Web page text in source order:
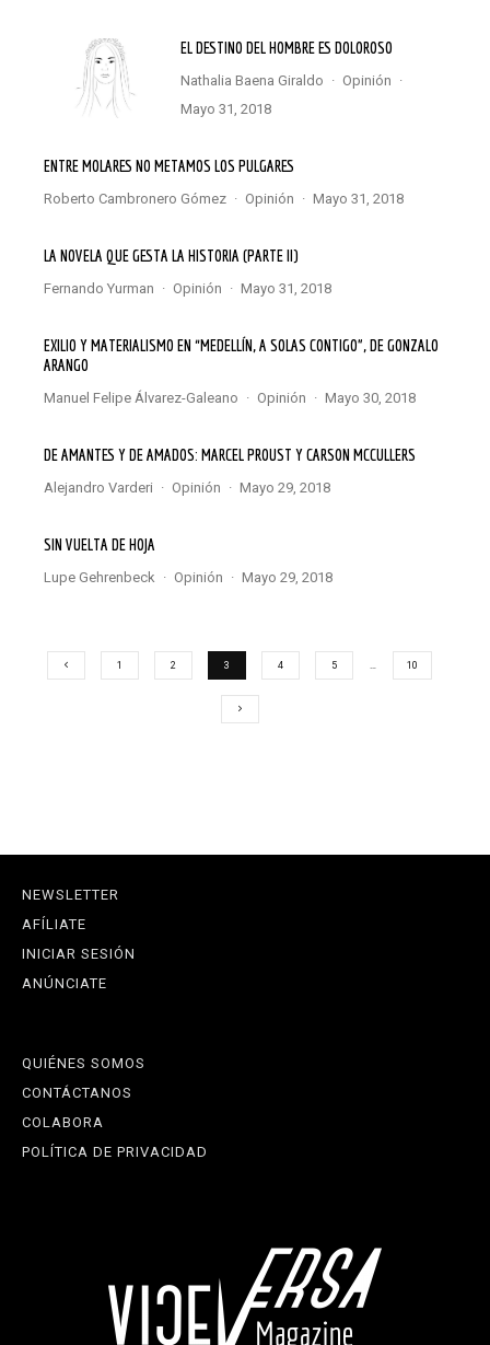
EL DESTINO DEL HOMBRE ES DOLOROSO
Nathalia Baena Giraldo · Opinión ·
mayo 31, 2018
ENTRE MOLARES NO METAMOS LOS PULGARES
Roberto Cambronero Gómez · Opinión · mayo 31, 2018
LA NOVELA QUE GESTA LA HISTORIA (PARTE II)
Fernando Yurman · Opinión · mayo 31, 2018
EXILIO Y MATERIALISMO EN “MEDELLÍN, A SOLAS CONTIGO”, DE GONZALO
ARANGO
Manuel Felipe Álvarez-Galeano · Opinión · mayo 30, 2018
DE AMANTES Y DE AMADOS: MARCEL PROUST Y CARSON MCCULLERS
Alejandro Varderi · Opinión · mayo 29, 2018
SIN VUELTA DE HOJA
Lupe Gehrenbeck · Opinión · mayo 29, 2018
1 2 3 4 5 10
NEWSLETTER
AFÍLIATE
INICIAR SESIÓN
ANÚNCIATE
QUIÉNES SOMOS
CONTÁCTANOS
COLABORA
POLÍTICA DE PRIVACIDAD